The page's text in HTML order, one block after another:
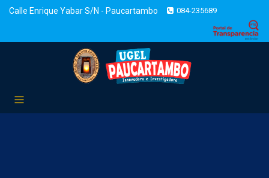
Calle Enrique Yabar S/N - Paucartambo 084-235689